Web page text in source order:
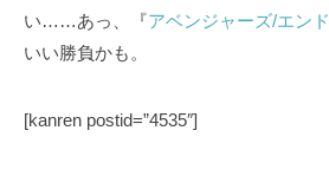
い……あっ、『アベンジャーズ/エン
いい勝負かも。
[kanren postid=”4535″]